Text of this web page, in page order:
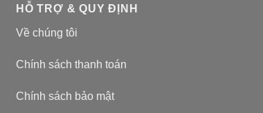
HỖ TRỢ & QUY ĐỊNH
Về chúng tôi
Chính sách thanh toán
Chính sách bảo mật